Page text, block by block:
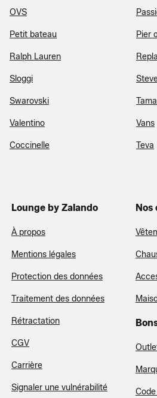
OVS
Petit bateau Pier
Ralph Lauren
Sloggi
Swarovski
Valentino Vans
Coccinelle Teva
Lounge by Zalando
À propos
Mentions légales
Protection des données
Traitement des données
Rétractation
CGV
Carrière
Signaler une vulnérabilité
Nos